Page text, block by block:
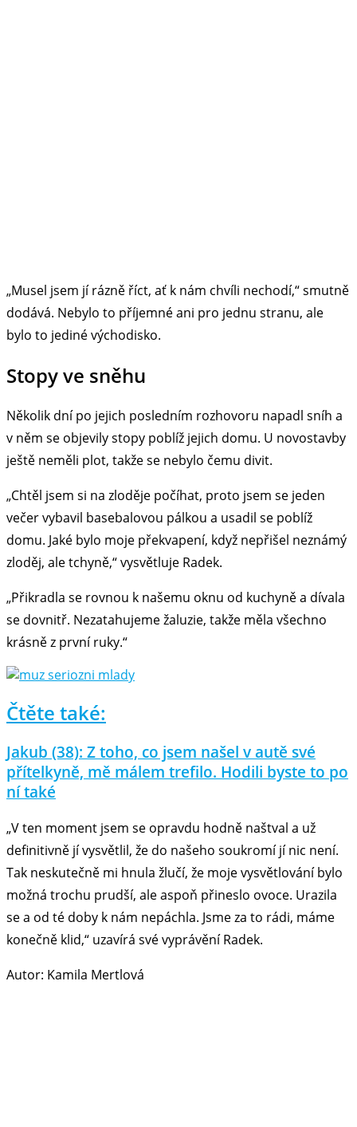
„Musel jsem jí rázně říct, ať k nám chvíli nechodí,“ smutně
dodává. Nebylo to příjemné ani pro jednu stranu, ale
bylo to jediné východisko.
Stopy ve sněhu
Několik dní po jejich posledním rozhovoru napadl sníh a
v něm se objevily stopy poblíž jejich domu. U novostavby
ještě neměli plot, takže se nebylo čemu divit.
„Chtěl jsem si na zloděje počíhat, proto jsem se jeden
večer vybavil basebalovou pálkou a usadil se poblíž
domu. Jaké bylo moje překvapení, když nepřišel neznámý
zloděj, ale tchyně,“ vysvětluje Radek.
„Přikradla se rovnou k našemu oknu od kuchyně a dívala
se dovnitř. Nezatahujeme žaluzie, takže měla všechno
krásně z první ruky.“
Čtěte také:
Jakub (38): Z toho, co jsem našel v autě své
přítelkyně, mě málem trefilo. Hodili byste to po
ní také
„V ten moment jsem se opravdu hodně naštval a už
definitivně jí vysvětlil, že do našeho soukromí jí nic není.
Tak neskutečně mi hnula žlučí, že moje vysvětlování bylo
možná trochu prudší, ale aspoň přineslo ovoce. Urazila
se a od té doby k nám nepáchla. Jsme za to rádi, máme
konečně klid,“ uzavírá své vyprávění Radek.
Autor: Kamila Mertlová